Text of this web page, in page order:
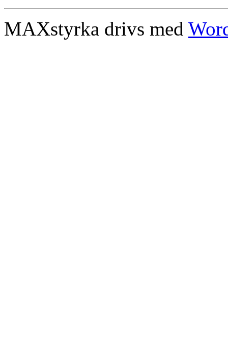
MAXstyrka drivs med